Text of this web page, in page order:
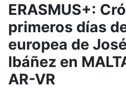
ERASMUS+:
primeros días
europea de
Ibáñez en
AR-VR